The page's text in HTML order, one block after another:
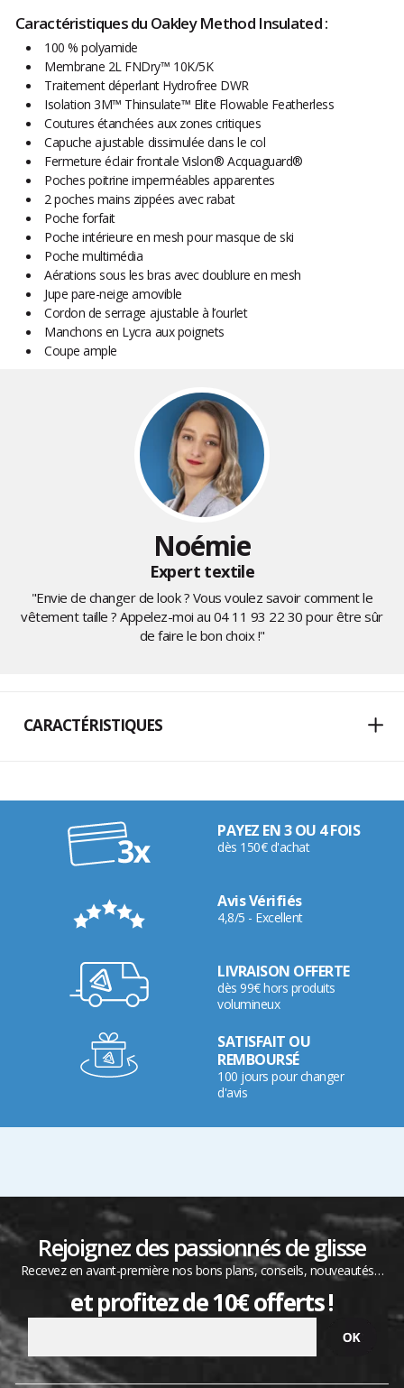
Caractéristiques du Oakley Method Insulated :
100 % polyamide
Membrane 2L FNDry™ 10K/5K
Traitement déperlant Hydrofree DWR
Isolation 3M™ Thinsulate™ Elite Flowable Featherless
Coutures étanchées aux zones critiques
Capuche ajustable dissimulée dans le col
Fermeture éclair frontale Vislon® Acquaguard®
Poches poitrine imperméables apparentes
2 poches mains zippées avec rabat
Poche forfait
Poche intérieure en mesh pour masque de ski
Poche multimédia
Aérations sous les bras avec doublure en mesh
Jupe pare-neige amovible
Cordon de serrage ajustable à l’ourlet
Manchons en Lycra aux poignets
Coupe ample
Noémie
Expert textile
"Envie de changer de look ? Vous voulez savoir comment le
vêtement taille ? Appelez-moi au 04 11 93 22 30 pour être sûr
de faire le bon choix !"
CARACTÉRISTIQUES
PAYEZ EN 3 OU 4 FOIS
dès 150€ d'achat
Avis Vérifiés
4,8/5 - Excellent
LIVRAISON OFFERTE
dès 99€ hors produits
volumineux
SATISFAIT OU
REMBOURSÉ
100 jours pour changer
d'avis
Rejoignez des passionnés de glisse
Recevez en avant-première nos bons plans, conseils, nouveautés…
et profitez de 10€ offerts !